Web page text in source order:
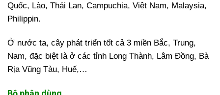
Quốc, Lào, Thái Lan, Campuchia, Việt Nam, Malaysia,
Philippin.
Ở nước ta, cây phát triển tốt cả 3 miền Bắc, Trung,
Nam, đặc biệt là ở các tỉnh Long Thành, Lâm Đồng, Bà
Rịa Vũng Tàu, Huế,…